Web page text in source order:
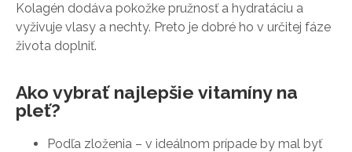
Kolagén dodáva pokožke pružnosť a hydratáciu a
vyživuje vlasy a nechty. Preto je dobré ho v určitej fáze
života doplniť.
Ako vybrať najlepšie vitamíny na
pleť?
Podľa zloženia – v ideálnom prípade by mal byť